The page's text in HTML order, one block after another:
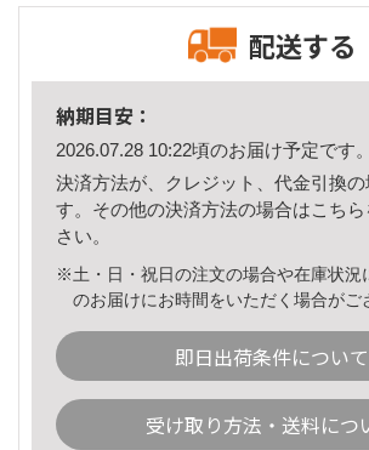
配送する
納期目安：
2026.07.28 10:22頃のお届け予定です。
決済方法が、クレジット、代金引換の
す。その他の決済方法の場合はこちら
さい。
※土・日・祝日の注文の場合や在庫状況
のお届けにお時間をいただく場合がご
即日出荷条件について
受け取り方法・送料につ